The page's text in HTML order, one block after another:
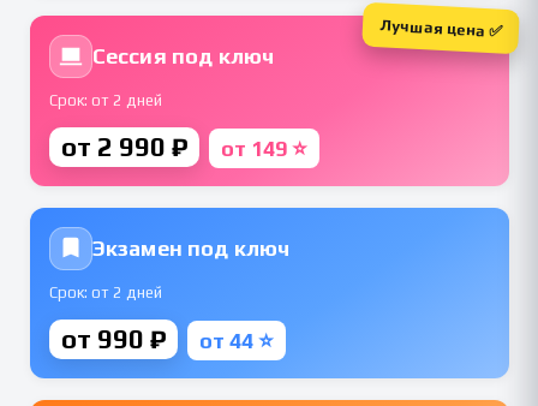
Сессия под ключ
Срок: от 2 дней
от 2 990 ₽ от 149 ⭐
Лучшая цена ✅
Экзамен под ключ
Срок: от 2 дней
от 990 ₽ от 44 ⭐